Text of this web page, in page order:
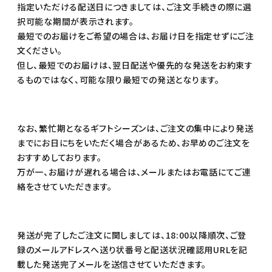
指定いただける配送日につきましては、ご注文手続きの際に選
択可能な期間が表示されます。
最短でのお届けをご希望の場合は、お届け日を指定せずにご注
文ください。
但し、最短でのお届けは、翌日配送や優先的な発送をお約束す
るものではなく、可能な限り最短での発送となります。
なお、繁忙期となるギフトシーズンは、ご注文の集中により発送
までにお日にちをいただく場合があるため、お早めのご注文を
おすすめしております。
万が一、お届けが遅れる場合は、メールまたはお電話にてご連
絡をさせていただきます。
発送が完了したご注文に関しましては、18:00以降順次、ご登
録のメールアドレスへ送り状番号と配送状況確認用URLを記
載した発送完了メールを送信させていただきます。